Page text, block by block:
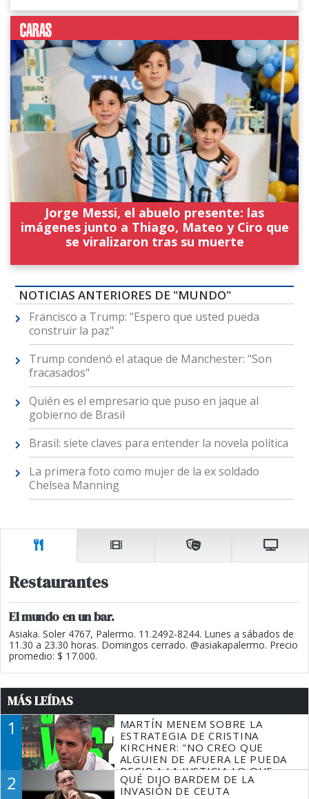
Jorge Messi, el abuelo presente: las
imágenes junto a Thiago, Mateo y Ciro que
se viralizaron tras su muerte
NOTICIAS ANTERIORES DE "MUNDO"
Francisco a Trump: "Espero que usted pueda
construir la paz"
Trump condenó el ataque de Manchester: "Son
fracasados"
Quién es el empresario que puso en jaque al
gobierno de Brasil
Brasil: siete claves para entender la novela política
La primera foto como mujer de la ex soldado
Chelsea Manning
Restaurantes
El mundo en un bar.
Asiaka. Soler 4767, Palermo. 11.2492-8244. Lunes a sábados de
11.30 a 23.30 horas. Domingos cerrado. @asiakapalermo. Precio
promedio: $ 17.000.
MÁS LEÍDAS
1
MARTÍN MENEM SOBRE LA
ESTRATEGIA DE CRISTINA
KIRCHNER: "NO CREO QUE
ALGUIEN DE AFUERA LE PUEDA
DECIR A LA JUSTICIA LO QUE
TIENE QUE HACER"
2
QUÉ DIJO BARDEM DE LA
INVASIÓN DE CEUTA